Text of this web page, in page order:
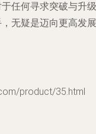
任何寻求突破与升级
无疑是迈向更高发展
product/35.html